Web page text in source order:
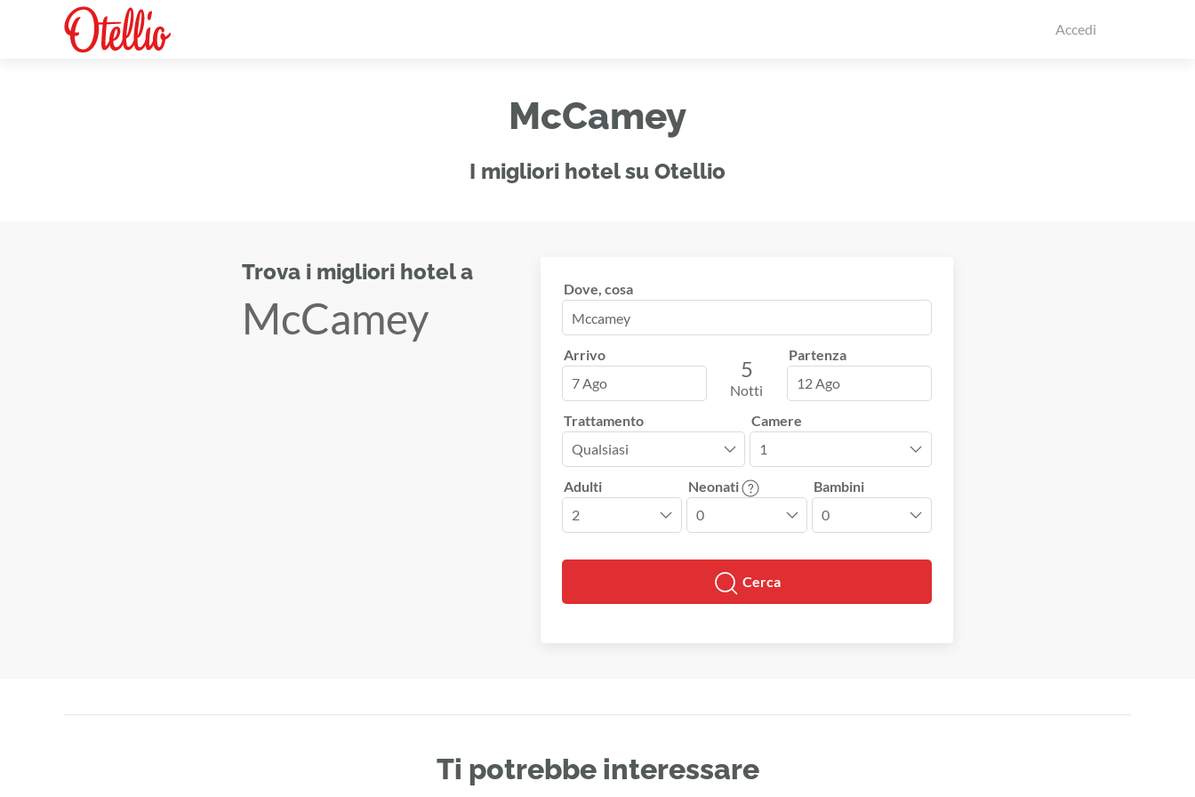
Accedi
McCamey
I migliori hotel su Otellio
Trova i migliori hotel a
McCamey
Dove, cosa
Arrivo
7 Ago
5
Notti
Partenza
12 Ago
Trattamento Camere
Adulti Neonati Bambini
Cerca
Ti potrebbe interessare